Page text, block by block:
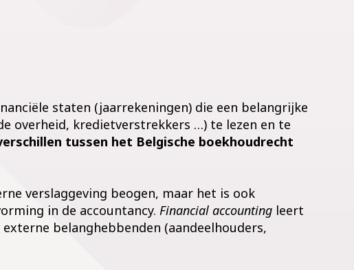
staten (jaarrekeningen) die een belangrijke
overheid, kredietverstrekkers …) te lezen en te
tussen het Belgische boekhoudrecht
verslaggeving beogen, maar het is ook
in de accountancy. Financial accounting leert
belanghebbenden (aandeelhouders,